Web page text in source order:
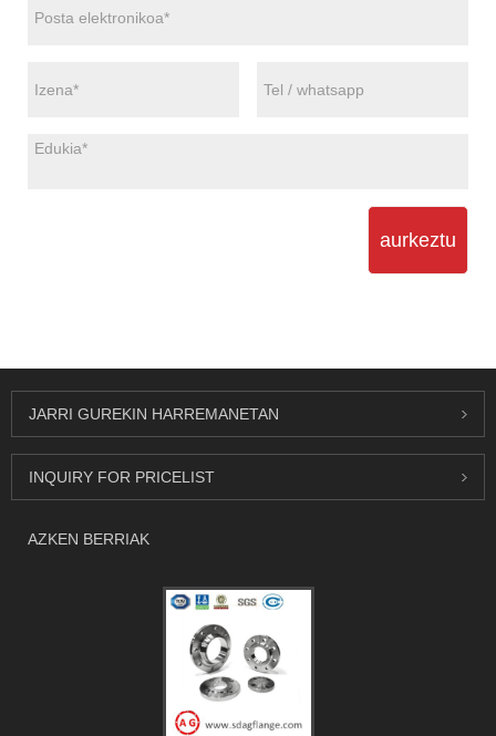
aurkeztu
JARRI GUREKIN HARREMANETAN
INQUIRY FOR PRICELIST
AZKEN BERRIAK